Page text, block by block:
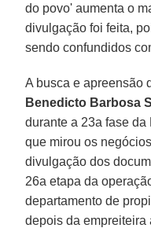
do povo' aumenta o
divulgação foi feita,
sendo confundidos
A busca e apreensão
Benedicto Barbosa
durante a 23a fase
que mirou os
divulgação dos
26a etapa da
departamento de
depois da